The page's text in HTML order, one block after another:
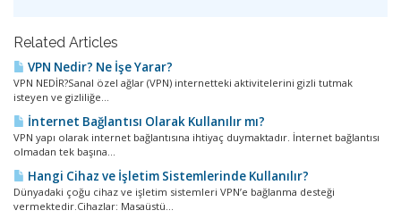
Related Articles
VPN Nedir? Ne İşe Yarar?
VPN NEDİR?Sanal özel ağlar (VPN) internetteki aktivitelerini gizli tutmak
isteyen ve gizliliğe...
İnternet Bağlantısı Olarak Kullanılır mı?
VPN yapı olarak internet bağlantısına ihtiyaç duymaktadır. İnternet bağlantısı
olmadan tek başına...
Hangi Cihaz ve İşletim Sistemlerinde Kullanılır?
Dünyadaki çoğu cihaz ve işletim sistemleri VPN’e bağlanma desteği
vermektedir.Cihazlar: Masaüstü...